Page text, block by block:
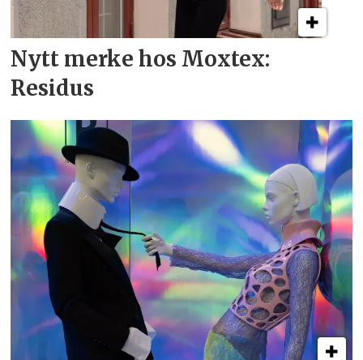
Nytt merke hos Moxtex:
Residus